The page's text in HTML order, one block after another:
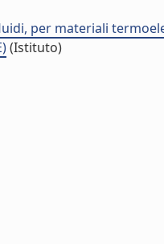
per materiali
(Istituto)